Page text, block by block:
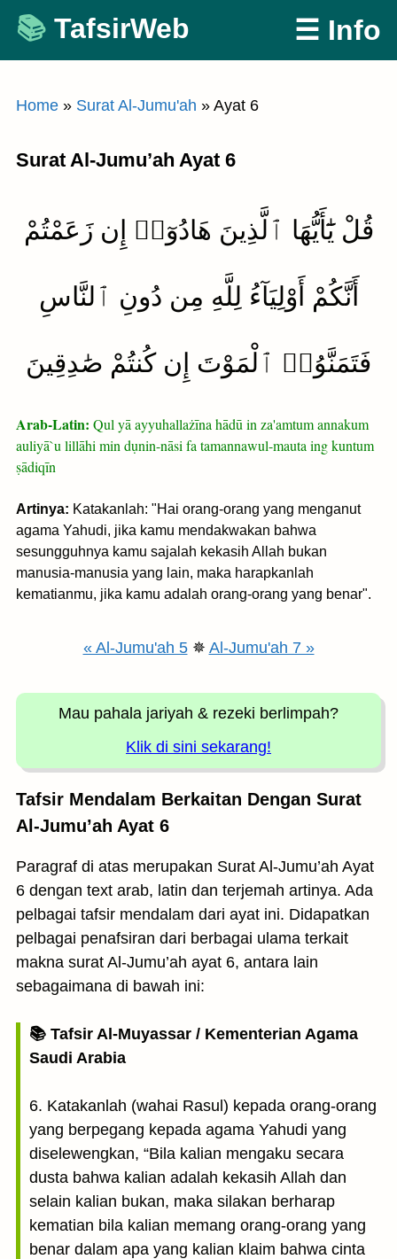
Skip
content
TafsirWeb ☰ Info
Home » Surat Al-Jumu'ah » Ayat 6
Surat Al-Jumu’ah Ayat 6
قُلْ يَٰٓأَيُّهَا ٱلَّذِينَ هَادُوٓا۟ إِن زَعَمْتُمْ
أَنَّكُمْ أَوْلِيَآءُ لِلَّهِ مِن دُونِ ٱلنَّاسِ
فَتَمَنَّوُا۟ ٱلْمَوْتَ إِن كُنتُمْ صَٰدِقِينَ
Arab-Latin: Qul yā ayyuhallażīna hādū in za'amtum annakum
auliyā`u lillāhi min dụnin-nāsi fa tamannawul-mauta ing kuntum
ṣādiqīn
Artinya: Katakanlah: "Hai orang-orang yang menganut
agama Yahudi, jika kamu mendakwakan bahwa
sesungguhnya kamu sajalah kekasih Allah bukan
manusia-manusia yang lain, maka harapkanlah
kematianmu, jika kamu adalah orang-orang yang benar".
« Al-Jumu'ah 5✵ Al-Jumu'ah 7 »
Mau pahala jariyah & rezeki berlimpah?
Klik di sini sekarang!
Tafsir Mendalam Berkaitan Dengan Surat
Al-Jumu’ah Ayat 6
Paragraf di atas merupakan Surat Al-Jumu’ah Ayat
6 dengan text arab, latin dan terjemah artinya. Ada
pelbagai tafsir mendalam dari ayat ini. Didapatkan
pelbagai penafsiran dari berbagai ulama terkait
makna surat Al-Jumu’ah ayat 6, antara lain
sebagaimana di bawah ini:
📚 Tafsir Al-Muyassar / Kementerian Agama
Saudi Arabia
6. Katakanlah (wahai Rasul) kepada orang-orang
yang berpegang kepada agama Yahudi yang
diselewengkan, “Bila kalian mengaku secara
dusta bahwa kalian adalah kekasih Allah dan
selain kalian bukan, maka silakan berharap
kematian bila kalian memang orang-orang yang
benar dalam apa yang kalian klaim bahwa cinta